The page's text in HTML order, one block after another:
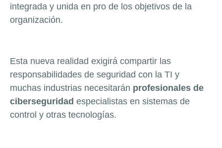
integrada y unida en pro de los objetivos de la
organización.
Esta nueva realidad exigirá compartir las
responsabilidades de seguridad con la TI y
muchas industrias necesitarán profesionales de
ciberseguridad especialistas en sistemas de
control y otras tecnologías.